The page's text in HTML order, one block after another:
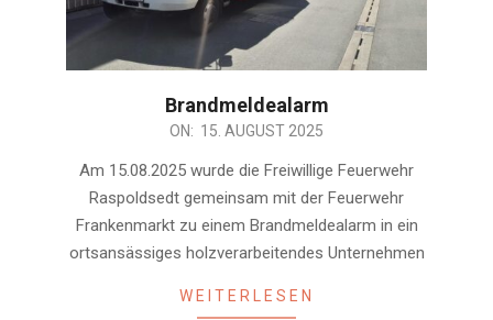
Brandmeldealarm
ON: 15. AUGUST 2025
Am 15.08.2025 wurde die Freiwillige Feuerwehr
Raspoldsedt gemeinsam mit der Feuerwehr
Frankenmarkt zu einem Brandmeldealarm in ein
ortsansässiges holzverarbeitendes Unternehmen
WEITERLESEN